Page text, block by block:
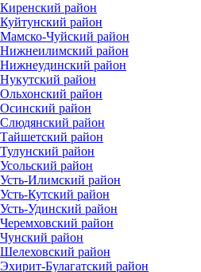
Киренский район
Куйтунский район
Мамско-Чуйский район
Нижнеилимский район
Нижнеудинский район
Нукутский район
Ольхонский район
Осинский район
Слюдянский район
Тайшетский район
Тулунский район
Усольский район
Усть-Илимский район
Усть-Кутский район
Усть-Удинский район
Черемховский район
Чунский район
Шелеховский район
Эхирит-Булагатский район